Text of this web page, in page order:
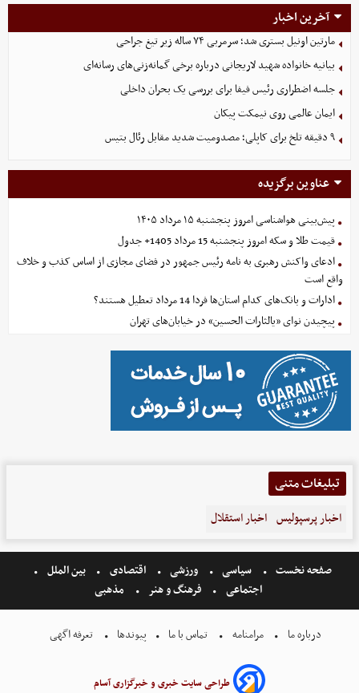
آخرین اخبار
مارتین اونیل بستری شد؛ سرمربی ۷۴ ساله زیر تیغ جراحی
بیانیه خانواده شهید لاریجانی درباره برخی گمانه‌زنی‌های رسانه‌ای
جلسه اضطراری رئیس فیفا برای بررسی یک بحران داخلی
ایمان عالمی روی نیمکت پیکان
۹ دقیقه تلخ برای کاپلی؛ مصدومیت شدید مقابل رئال بتیس
عناوین برگزیده
پیش‌بینی هواشناسی امروز پنجشنبه ۱۵ مرداد ۱۴۰۵
قیمت طلا و سکه امروز پنجشنبه 15 مرداد 1405+ جدول
ادعای واکنش رهبری به نامه رئیس جمهور در فضای مجازی از اساس کذب و خلاف
واقع است
ادارات و بانک‌های کدام استان‌ها فردا 14 مرداد تعطیل هستند؟
پیچیدن نوای «یالثارات الحسین» در خیابان‌های تهران
تبلیغات متنی
اخبار پرسپولیس اخبار استقلال
صفحه نخست سیاسی ورزشی اقتصادی
بین الملل
اجتماعی
فرهنگ و هنر مذهبی
درباره ما مرامنامه تماس با ما پیوندها تعرفه اگهی
طراحی سایت خبری و خبرگزاری آسام